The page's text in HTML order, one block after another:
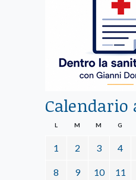
L M M G
1 2 3 4
8 9 10 11